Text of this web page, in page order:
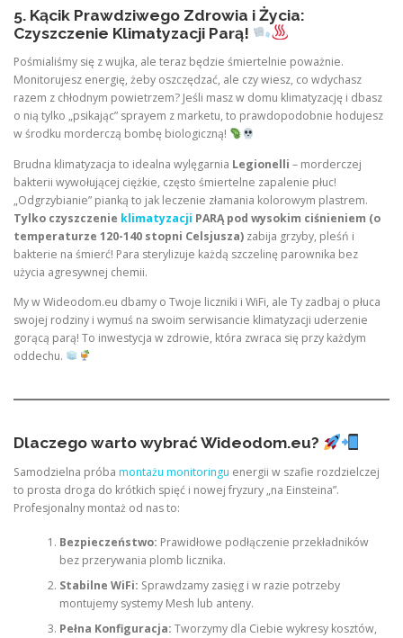
5. Kącik Prawdziwego Zdrowia i Życia:
Czyszczenie Klimatyzacji Parą!
Pośmialiśmy się z wujka, ale teraz będzie śmiertelnie poważnie.
Monitorujesz energię, żeby oszczędzać, ale czy wiesz, co wdychasz
razem z chłodnym powietrzem? Jeśli masz w domu klimatyzację i dbasz
o nią tylko „psikając” sprayem z marketu, to prawdopodobnie hodujesz
w środku morderczą bombę biologiczną!
Brudna klimatyzacja to idealna wylęgarnia Legionelli – morderczej
bakterii wywołującej ciężkie, często śmiertelne zapalenie płuc!
„Odgrzybianie” pianką to jak leczenie złamania kolorowym plastrem.
Tylko czyszczenie klimatyzacji PARĄ pod wysokim ciśnieniem (o
temperaturze 120-140 stopni Celsjusza) zabija grzyby, pleśń i
bakterie na śmierć! Para sterylizuje każdą szczelinę parownika bez
użycia agresywnej chemii.
My w Wideodom.eu dbamy o Twoje liczniki i WiFi, ale Ty zadbaj o płuca
swojej rodziny i wymuś na swoim serwisancie klimatyzacji uderzenie
gorącą parą! To inwestycja w zdrowie, która zwraca się przy każdym
oddechu.
Dlaczego warto wybrać Wideodom.eu?
Samodzielna próba montażu monitoringu energii w szafie rozdzielczej
to prosta droga do krótkich spięć i nowej fryzury „na Einsteina”.
Profesjonalny montaż od nas to:
Bezpieczeństwo: Prawidłowe podłączenie przekładników
bez przerywania plomb licznika.
Stabilne WiFi: Sprawdzamy zasięg i w razie potrzeby
montujemy systemy Mesh lub anteny.
Pełna Konfiguracja: Tworzymy dla Ciebie wykresy kosztów,